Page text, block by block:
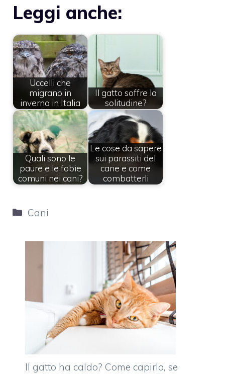
Leggi anche:
Uccelli che
migrano in
inverno in Italia
Il gatto soffre la
solitudine?
Quali sono le
paure e le fobie
comuni nei cani?
Le cose da sapere
sui parassiti del
cane e come
combatterli
Categorie
Cani
Il gatto ha caldo? Come capirlo, se